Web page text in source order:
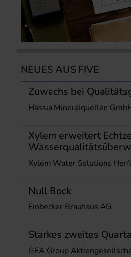
NEUES AUS FIVE
Zuwachs bei
Hassia Mineralquellen
Xylem erweitert
Xylem Water Solutions
Null Bock
Einbecker Brauhaus AG
Starkes zweites
GEA Group